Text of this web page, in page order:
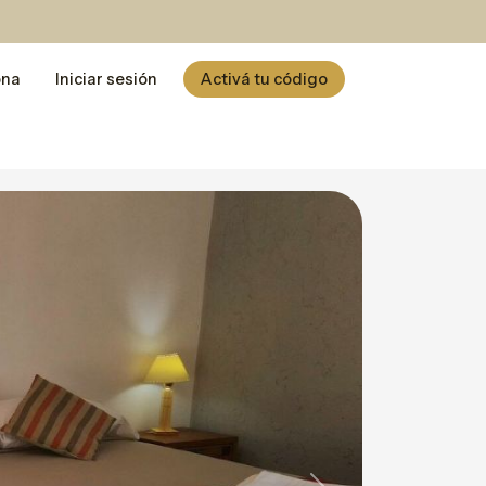
Iniciar sesión Activá tu código